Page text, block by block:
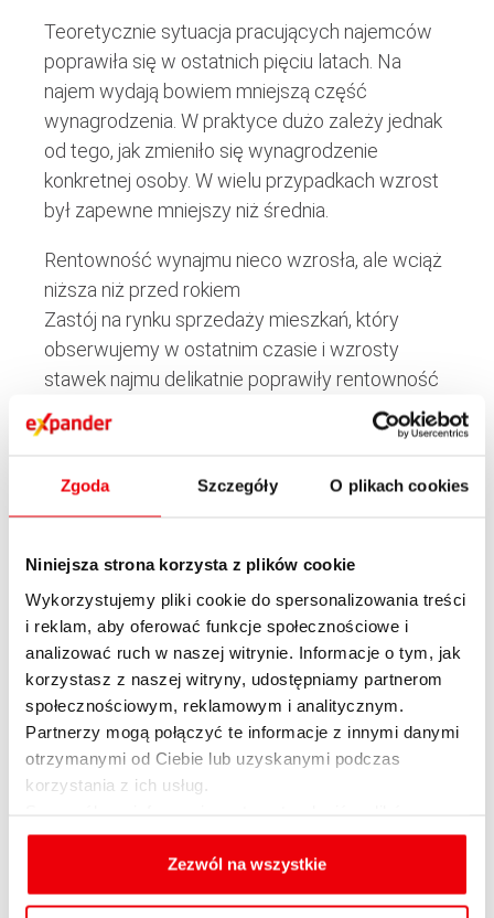
Zgoda Szczegóły O plikach cookies
Niniejsza strona korzysta z plików cookie
Wykorzystujemy pliki cookie do spersonalizowania treści
i reklam, aby oferować funkcje społecznościowe i
analizować ruch w naszej witrynie. Informacje o tym, jak
korzystasz z naszej witryny, udostępniamy partnerom
społecznościowym, reklamowym i analitycznym.
Partnerzy mogą połączyć te informacje z innymi danymi
otrzymanymi od Ciebie lub uzyskanymi podczas
korzystania z ich usług.
cookies, celu i sposobu korzystania z nich przez nas
oraz zmiany ustawień plików cookies a także ich
usuwania z przeglądarki internetowej, znajdują się
Zezwól na wszystkie
Teoretycznie sytuacja pracujących najemców
poprawiła się w ostatnich pięciu latach. Na
najem wydają bowiem mniejszą część
wynagrodzenia. W praktyce dużo zależy jednak
od tego, jak zmieniło się wynagrodzenie
konkretnej osoby. W wielu przypadkach wzrost
był zapewne mniejszy niż średnia.
Rentowność wynajmu nieco wzrosła, ale wciąż
niższa niż przed rokiem
Zastój na rynku sprzedaży mieszkań, który
obserwujemy w ostatnim czasie i wzrosty
stawek najmu delikatnie poprawiły rentowność
nowych inwestycji w mieszkania na wynajem. W
maju br. rentowność była najniższa w tym roku i
netto. Te poziomy to odpowiedniki
5,75% i 5,89%. Rentowność wciąż jest jednak
5,3% netto, czyli odpowiednik lokaty na 6,5%. Za
ten spadek odpowiada oczywiście mocny
wzrost cen mieszkań przy nieznacznym
wzroście przychodów z wynajmu.
Powyższe wartości dotyczą zakupu bez
udziału kredytu i przy założeniu, że mieszkanie o
takie jak prowizja pośrednika (3%), PCC (2%)
przy założeniu, że kupujemy z rynku wtórnego,